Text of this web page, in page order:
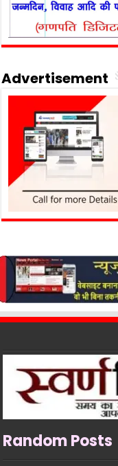
Advertisement
Random Posts